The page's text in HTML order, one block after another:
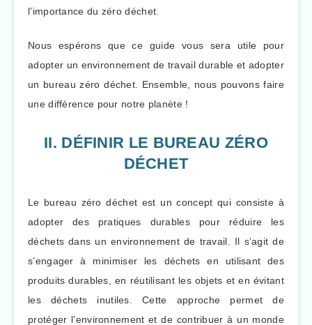
l’importance du zéro déchet.
Nous espérons que ce guide vous sera utile pour
adopter un environnement de travail durable et adopter
un bureau zéro déchet. Ensemble, nous pouvons faire
une différence pour notre planète !
II. DÉFINIR LE BUREAU ZÉRO
DÉCHET
Le bureau zéro déchet est un concept qui consiste à
adopter des pratiques durables pour réduire les
déchets dans un environnement de travail. Il s’agit de
s’engager à minimiser les déchets en utilisant des
produits durables, en réutilisant les objets et en évitant
les déchets inutiles. Cette approche permet de
protéger l’environnement et de contribuer à un monde